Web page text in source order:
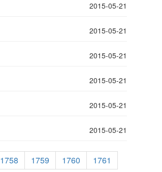
2015-05-21
2015-05-21
2015-05-21
2015-05-21
2015-05-21
2015-05-21
1758 1759 1760 1761